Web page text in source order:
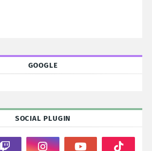
GOOGLE
SOCIAL PLUGIN